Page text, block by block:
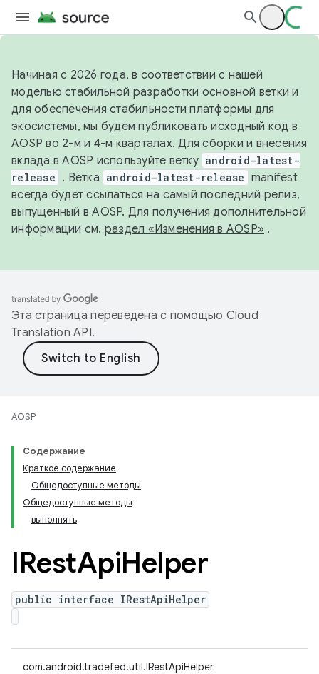
Начиная с 2026 года, в соответствии с нашей
моделью стабильной разработки основной ветки и
для обеспечения стабильности платформы для
экосистемы, мы будем публиковать исходный код в
AOSP во 2-м и 4-м кварталах. Для сборки и внесения
вклада в AOSP используйте ветку android-latest-
release . Ветка android-latest-release manifest
всегда будет ссылаться на самый последний релиз,
выпущенный в AOSP. Для получения дополнительной
информации см. раздел «Изменения в AOSP» .
Эта страница переведена с помощью Cloud
Translation API.
AOSP
Содержание
Краткое содержание
Общедоступные методы
Общедоступные методы
выполнять
IRestApiHelper
public interface IRestApiHelper
com.android.tradefed.util.IRestApiHelper